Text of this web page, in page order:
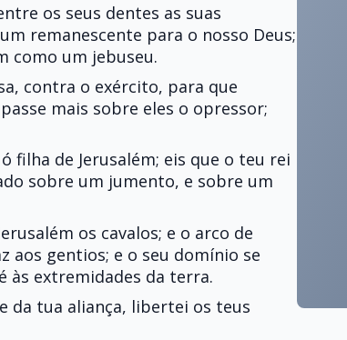
os seus dentes as suas
remanescente para o nosso Deus;
como um jebuseu.
contra o exército, para que
mais sobre eles o opressor;
filha de Jerusalém; eis que o teu rei
sobre um jumento, e sobre um
os cavalos; e o arco de
aos gentios; e o seu domínio se
às extremidades da terra.
da tua aliança, libertei os teus